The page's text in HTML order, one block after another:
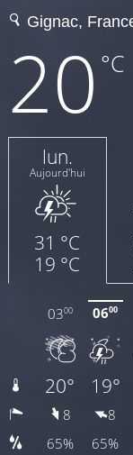
20 °C
lun.
Aujourd'hui
31 °C
19 °C
0300 0600
20° 19°
8 8
65%
65%